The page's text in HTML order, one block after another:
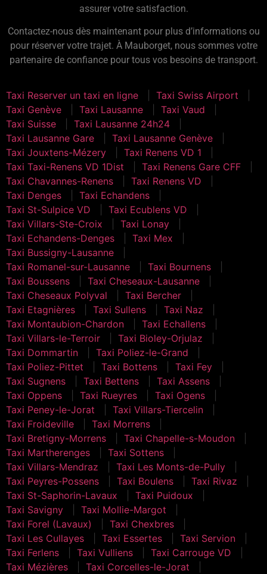
assurer votre satisfaction.
Contactez-nous dès maintenant pour plus d’informations ou
pour réserver votre trajet. À Mauborget, nous sommes votre
partenaire de confiance pour tous vos besoins de transport.
Taxi Reserver un taxi en ligne
Taxi Swiss Airport
Taxi Genève
Taxi Lausanne
Taxi Vaud
Taxi Suisse
Taxi Lausanne 24h24
Taxi Lausanne Gare
Taxi Lausanne Genève
Taxi Jouxtens-Mézery
Taxi Renens VD 1
Taxi Taxi-Renens VD 1Dist
Taxi Renens Gare CFF
Taxi Chavannes-Renens
Taxi Renens VD
Taxi Denges
Taxi Echandens
Taxi St-Sulpice VD
Taxi Ecublens VD
Taxi Villars-Ste-Croix
Taxi Lonay
Taxi Echandens-Denges
Taxi Mex
Taxi Bussigny-Lausanne
Taxi Romanel-sur-Lausanne
Taxi Bournens
Taxi Boussens
Taxi Cheseaux-Lausanne
Taxi Cheseaux Polyval
Taxi Bercher
Taxi Etagnières
Taxi Sullens
Taxi Naz
Taxi Montaubion-Chardon
Taxi Echallens
Taxi Villars-le-Terroir
Taxi Bioley-Orjulaz
Taxi Dommartin
Taxi Poliez-le-Grand
Taxi Poliez-Pittet
Taxi Bottens
Taxi Fey
Taxi Sugnens
Taxi Bettens
Taxi Assens
Taxi Oppens
Taxi Rueyres
Taxi Ogens
Taxi Peney-le-Jorat
Taxi Villars-Tiercelin
Taxi Froideville
Taxi Morrens
Taxi Bretigny-Morrens
Taxi Chapelle-s-Moudon
Taxi Martherenges
Taxi Sottens
Taxi Villars-Mendraz
Taxi Les Monts-de-Pully
Taxi Peyres-Possens
Taxi Boulens
Taxi Rivaz
Taxi St-Saphorin-Lavaux
Taxi Puidoux
Taxi Savigny
Taxi Mollie-Margot
Taxi Forel (Lavaux)
Taxi Chexbres
Taxi Les Cullayes
Taxi Essertes
Taxi Servion
Taxi Ferlens
Taxi Vulliens
Taxi Carrouge VD
Taxi Mézières
Taxi Corcelles-le-Jorat